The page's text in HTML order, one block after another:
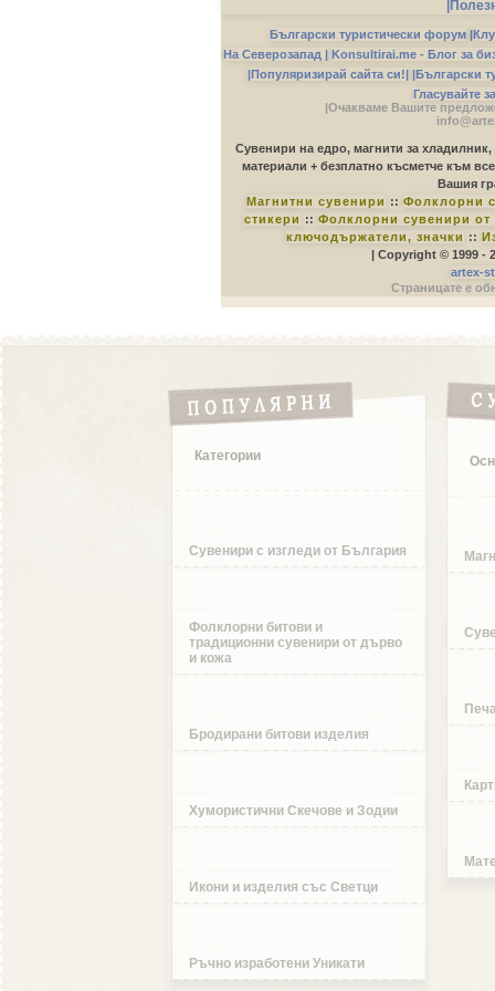
Български туристически форум |
На Северозапад | Konsultirai.me - Блог за
|Популяризирай сайта си!| |Български
Гласувайте
|Очакваме Вашите
Сувенири на едро, магнити за
материали + безплатно късметче към
Вашия
Магнитни сувенири :: Фолклорни
стикери :: Фолклорни сувенири
ключодържатели, значки ::
| Copyright © 1999 -
artex-
Страницате е
Категории
Сувенири с изгледи от България
Фолклорни битови и
традиционни сувенири от дърво
и кожа
Бродирани битови изделия
Хумористични Скечове и Зодии
Икони и изделия със Светци
Ръчно изработени Уникати